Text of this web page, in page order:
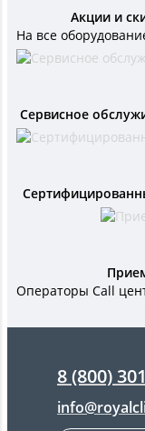
Акции и
На все
Сервисное
Операторы Call
8 (800)